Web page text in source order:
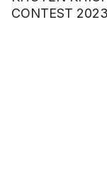
CONTEST 2023